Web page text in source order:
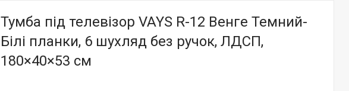
Тумба під телевізор VAYS R-12 Венге Темний-
Білі планки, 6 шухляд без ручок, ЛДСП,
180×40×53 см